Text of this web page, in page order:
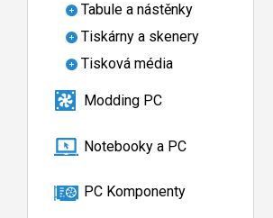
Tabule a nástěnky
Tiskárny a skenery
Tisková média
Modding PC
Notebooky a PC
PC Komponenty